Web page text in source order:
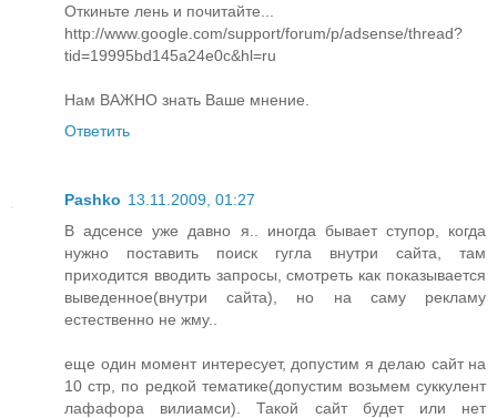
Откиньте лень и почитайте...
http://www.google.com/support/forum/p/adsense/thread?
tid=19995bd145a24e0c&hl=ru
Нам ВАЖНО знать Ваше мнение.
Ответить
Pashko 13.11.2009, 01:27
В адсенсе уже давно я.. иногда бывает ступор, когда
нужно поставить поиск гугла внутри сайта, там
приходится вводить запросы, смотреть как показывается
выведенное(внутри сайта), но на саму рекламу
естественно не жму..
еще один момент интересует, допустим я делаю сайт на
10 стр, по редкой тематике(допустим возьмем суккулент
лафафора вилиамси). Такой сайт будет или нет